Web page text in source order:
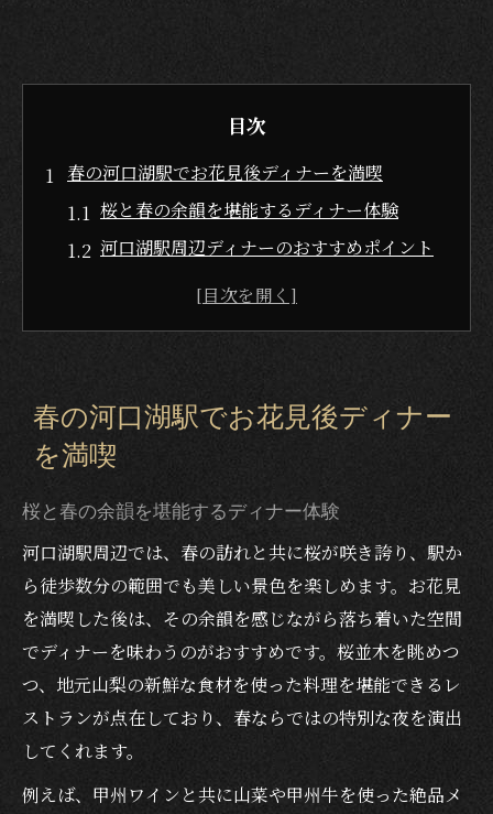
目次
春の河口湖駅でお花見後ディナーを満喫
桜と春の余韻を堪能するディナー体験
河口湖駅周辺ディナーのおすすめポイント
お花見後に立ち寄りたい人気ディナースポ
春が近づく夜にぴったりなディナー選び
桜を愛でた後に最適な春ディナー体験
春が近づく河口湖駅で味わう特別なディナ
ー
桜の余韻を楽しむディナー選択のポイント
おしゃれな空間で過ごすディナーの魅力
地元食材が彩るおすすめディナーメニュー
お花見後のひとときを豊かにするディナー
体験
お花見後のディナーにレストラン選びが重要な
理由
春の余韻を深めるレストランの選び方
春の河口湖駅でお花見後ディナー
を満喫
桜と春の余韻を堪能するディナー体験
河口湖駅周辺では、春の訪れと共に桜が咲き誇り、駅か
ら徒歩数分の範囲でも美しい景色を楽しめます。お花見
を満喫した後は、その余韻を感じながら落ち着いた空間
でディナーを味わうのがおすすめです。桜並木を眺めつ
つ、地元山梨の新鮮な食材を使った料理を堪能できるレ
ストランが点在しており、春ならではの特別な夜を演出
してくれます。
例えば、甲州ワインと共に山菜や甲州牛を使った絶品メ